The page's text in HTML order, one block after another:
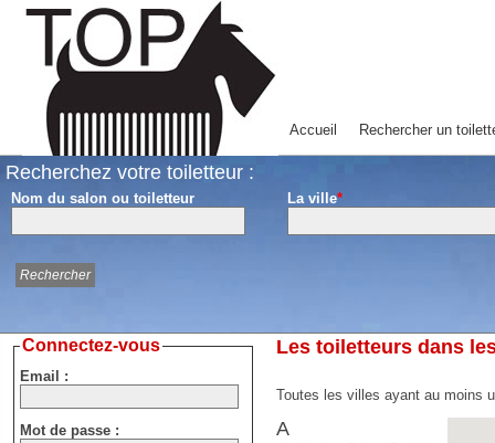
Accueil Rechercher un
Recherchez votre toiletteur :
Nom du salon ou toiletteur La ville*
Les toiletteurs dans
Toutes les villes ayant au moins
A
Connectez-vous
Email :
Mot de passe :